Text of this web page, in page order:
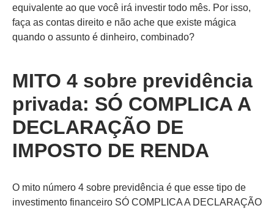
equivalente ao que você irá investir todo mês. Por isso,
faça as contas direito e não ache que existe mágica
quando o assunto é dinheiro, combinado?
MITO 4 sobre previdência
privada: SÓ COMPLICA A
DECLARAÇÃO DE
IMPOSTO DE RENDA
O mito número 4 sobre previdência é que esse tipo de
investimento financeiro SÓ COMPLICA A DECLARAÇÃO